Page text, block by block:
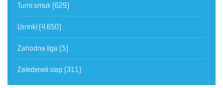
Turni smuk (629)
Utrinki (4.650)
Zahodna liga (5)
Zaledeneli slap (311)